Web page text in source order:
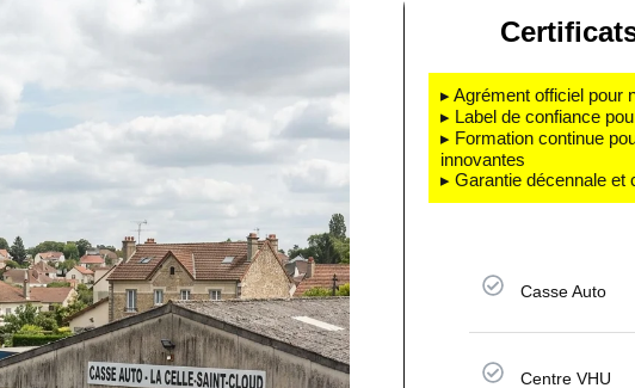
▸ Agrément officiel pour
▸ Label de confiance
▸ Formation continue
innovantes
▸ Garantie décennale et
Casse Auto
Centre VHU